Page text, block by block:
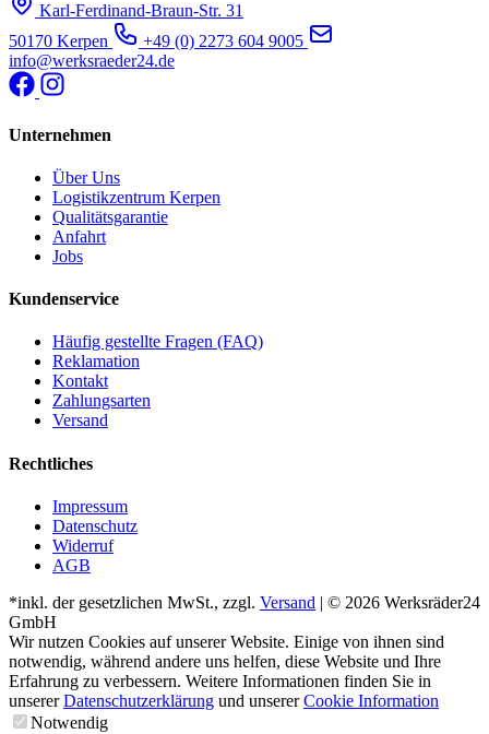
Karl-Ferdinand-Braun-Str. 31
50170 Kerpen
+49 (0) 2273 604 9005
info@werksraeder24.de
Unternehmen
Über Uns
Logistikzentrum Kerpen
Qualitätsgarantie
Anfahrt
Jobs
Kundenservice
Häufig gestellte Fragen (FAQ)
Reklamation
Kontakt
Zahlungsarten
Versand
Rechtliches
Impressum
Datenschutz
Widerruf
AGB
*inkl. der gesetzlichen MwSt., zzgl. Versand | © 2026 Werksräder24
GmbH
Wir nutzen Cookies auf unserer Website. Einige von ihnen sind
notwendig, während andere uns helfen, diese Website und Ihre
Erfahrung zu verbessern. Weitere Informationen finden Sie in
unsererDatenschutzerklärung und unsererCookie Information
Notwendig